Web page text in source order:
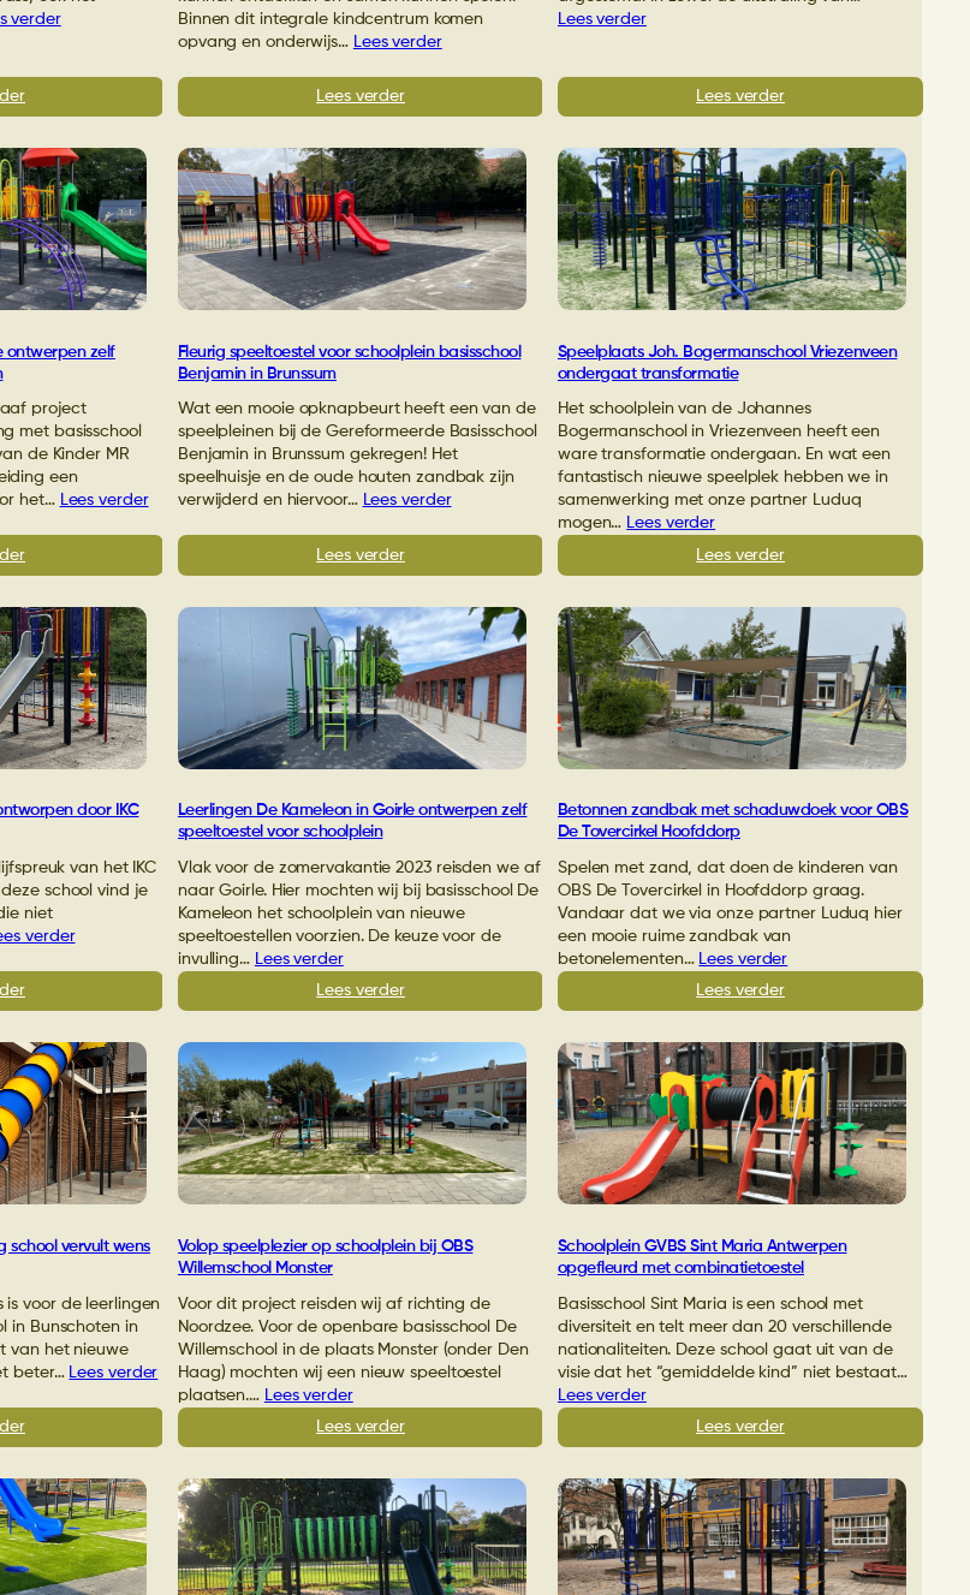
verder
:
Schoolplein
met
speeltoestellen
en
kunstgras
in
Groenlo
Binnen dit integrale kindcentrum komen
opvang en onderwijs…
Lees verder
Lees verder:
Nieuwe
voor
schoolplein
IKC
De
Eik
in
Nieuwstadt
Lees verder
Lees verder:
Klimtoestel
huisstijlkleuren
bij
OBS
De
Vlinder
in
Ter
ontwerpen zelf
project
met basisschool
de Kinder MR
een
het… Lees verder
:
Kinder
Floraschool
Borne
ontwerpen
zelf
speeltoestel
voor
schoolplein
Fleurig speeltoestel voor schoolplein basisschool
Benjamin in Brunssum
Wat een mooie opknapbeurt heeft een van de
speelpleinen bij de Gereformeerde Basisschool
Benjamin in Brunssum gekregen! Het
speelhuisje en de oude houten zandbak zijn
verwijderd en hiervoor… Lees verder
Lees verder:
Fleurig
voor
schoolplein
basisschool
Benjamin
in
Brunssum
Speelplaats Joh. Bogermanschool Vriezenveen
ondergaat transformatie
Het schoolplein van de Johannes
Bogermanschool in Vriezenveen heeft een
ware transformatie ondergaan. En wat een
fantastisch nieuwe speelplek hebben we in
samenwerking met onze partner Luduq
mogen… Lees verder
Lees verder:
Speelplaats
Bogermanschool
Vriezenveen
ondergaat
transformatie
door IKC
van het IKC
school vind je
niet
verder
:
Maatwerk
zelf
ontworpen
door
IKC
Schalkwijk
in
Haarlem
Leerlingen De Kameleon in Goirle ontwerpen zelf
speeltoestel voor schoolplein
Vlak voor de zomervakantie 2023 reisden we af
naar Goirle. Hier mochten wij bij basisschool De
Kameleon het schoolplein van nieuwe
speeltoestellen voorzien. De keuze voor de
invulling… Lees verder
Lees verder:
Leerlingen
Kameleon
in
Goirle
ontwerpen
zelf
speeltoestel
voor
Betonnen zandbak met schaduwdoek voor OBS
De Tovercirkel Hoofddorp
Spelen met zand, dat doen de kinderen van
OBS De Tovercirkel in Hoofddorp graag.
Vandaar dat we via onze partner Luduq hier
een mooie ruime zandbak van
betonelementen… Lees verder
Lees verder:
Betonnen
met
schaduwdoek
voor
OBS
De
Tovercirkel
Hoofddorp
school vervult wens
is voor de leerlingen
in Bunschoten in
van het nieuwe
beter… Lees verder
:
Glijbaan
1e
verdieping
school
vervult
wens
Volop speelplezier op schoolplein bij OBS
Willemschool Monster
Voor dit project reisden wij af richting de
Noordzee. Voor de openbare basisschool De
Willemschool in de plaats Monster (onder Den
Haag) mochten wij een nieuw speeltoestel
plaatsen.… Lees verder
Lees verder:
Volop
op
schoolplein
bij
OBS
Willemschool
Schoolplein GVBS Sint Maria Antwerpen
opgefleurd met combinatietoestel
Basisschool Sint Maria is een school met
diversiteit en telt meer dan 20 verschillende
nationaliteiten. Deze school gaat uit van de
visie dat het “gemiddelde kind” niet bestaat…
Lees verder
Lees verder:
Schoolplein
Sint
Maria
Antwerpen
opgefleurd
met